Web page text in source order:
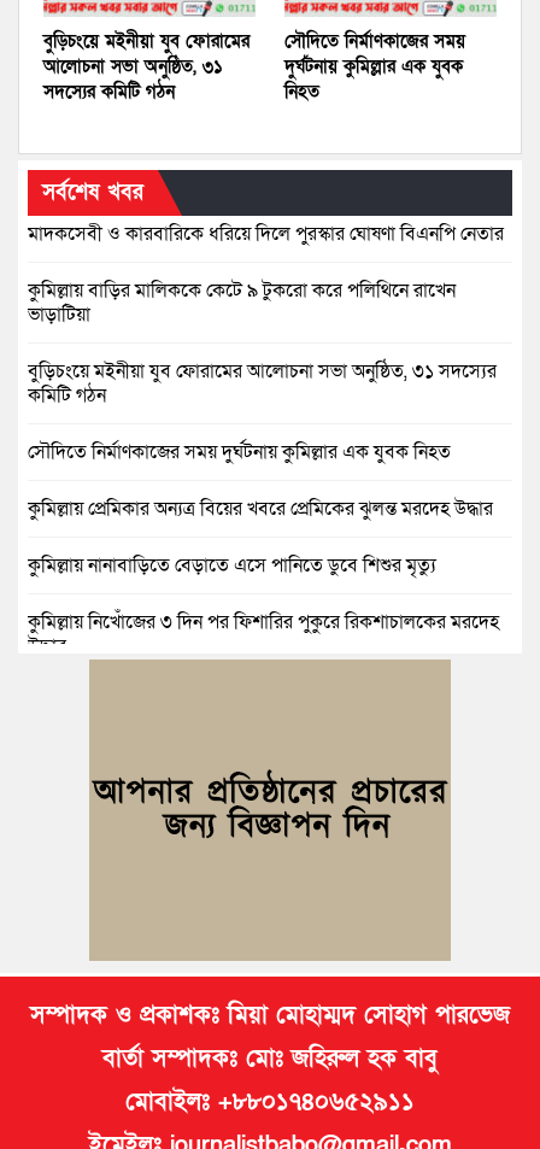
বুড়িচংয়ে মইনীয়া যুব ফোরামের
আলোচনা সভা অনুষ্ঠিত, ৩১
সদস্যের কমিটি গঠন
সৌদিতে নির্মাণকাজের সময়
দুর্ঘটনায় কুমিল্লার এক যুবক
নিহত
সর্বশেষ খবর
মাদকসেবী ও কারবারিকে ধরিয়ে দিলে পুরস্কার ঘোষণা বিএনপি নেতার
কুমিল্লায় বাড়ির মালিককে কেটে ৯ টুকরো করে পলিথিনে রাখেন
ভাড়াটিয়া
বুড়িচংয়ে মইনীয়া যুব ফোরামের আলোচনা সভা অনুষ্ঠিত, ৩১ সদস্যের
কমিটি গঠন
সৌদিতে নির্মাণকাজের সময় দুর্ঘটনায় কুমিল্লার এক যুবক নিহত
কুমিল্লায় প্রেমিকার অন্যত্র বিয়ের খবরে প্রেমিকের ঝুলন্ত মরদেহ উদ্ধার
কুমিল্লায় নানাবাড়িতে বেড়াতে এসে পানিতে ডুবে শিশুর মৃত্যু
কুমিল্লায় নিখোঁজের ৩ দিন পর ফিশারির পুকুরে রিকশাচালকের মরদেহ
উদ্ধার
বুড়িচংয়ে জুলাই ও গণঅভ্যুত্থান দিবস উপলক্ষে ১১ দলীয় জোটের র‍্যালি
ও আলোচনা সভা
সম্পাদক ও প্রকাশকঃ মিয়া মোহাম্মদ সোহাগ পারভেজ
বার্তা সম্পাদকঃ মোঃ জহিরুল হক বাবু
মোবাইলঃ +৮৮০১৭৪০৬৫২৯১১